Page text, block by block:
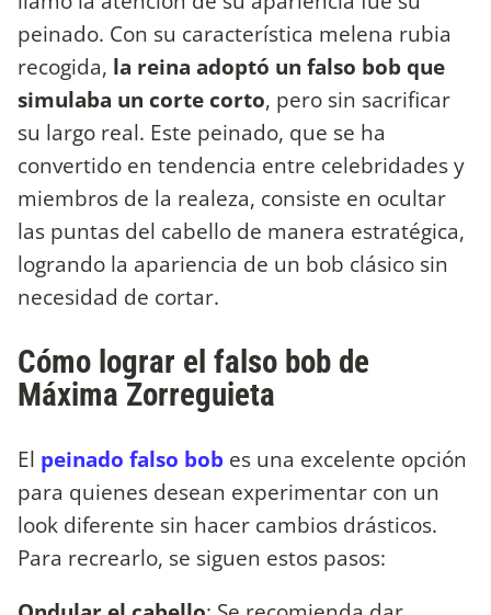
peinado. Con su característica melena rubia
recogida, la reina adoptó un falso bob que
simulaba un corte corto, pero sin sacrificar
su largo real. Este peinado, que se ha
convertido en tendencia entre celebridades y
miembros de la realeza, consiste en ocultar
las puntas del cabello de manera estratégica,
logrando la apariencia de un bob clásico sin
necesidad de cortar.
Cómo lograr el falso bob de
Máxima Zorreguieta
El peinado falso bob es una excelente opción
para quienes desean experimentar con un
look diferente sin hacer cambios drásticos.
Para recrearlo, se siguen estos pasos: